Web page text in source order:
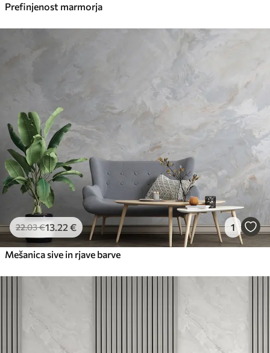
Prefinjenost marmorja
22.03€13 .22 € 1
Mešanica sive in rjave barve